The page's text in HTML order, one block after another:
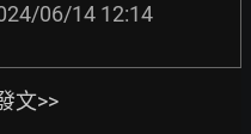
06/14 12:14
文>>